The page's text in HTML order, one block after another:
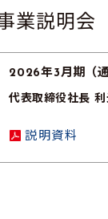
業説明会
2026年3月期 （
代表取締役社長
説明資料